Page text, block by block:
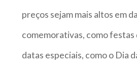
preços sejam mais altos em
comemorativas, como festas
datas especiais, como o Dia